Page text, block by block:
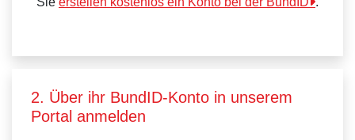
2. Über ihr BundID-Konto in unserem
Portal anmelden